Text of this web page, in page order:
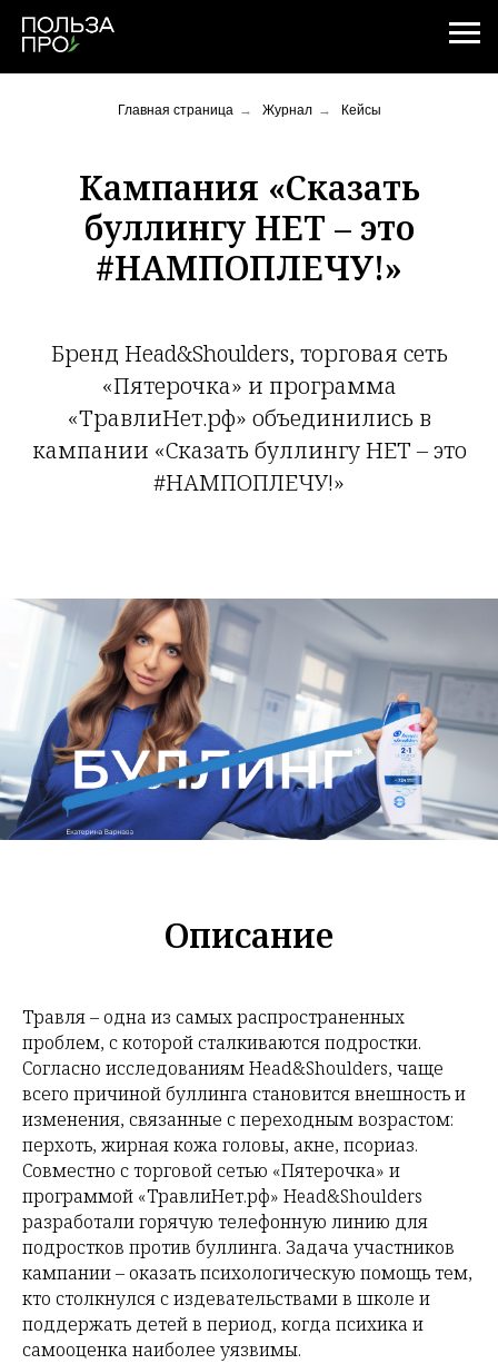
Главная страница → Журнал → Кейсы
Кампания «Сказать
буллингу НЕТ – это
#НАМПОПЛЕЧУ!»
Бренд Head&Shoulders, торговая сеть
«Пятерочка» и программа
«ТравлиНет.рф» объединились в
кампании «Сказать буллингу НЕТ – это
#НАМПОПЛЕЧУ!»
Описание
Травля – одна из самых распространенных
проблем, с которой сталкиваются подростки.
Согласно исследованиям Head&Shoulders, чаще
всего причиной буллинга становится внешность и
изменения, связанные с переходным возрастом:
перхоть, жирная кожа головы, акне, псориаз.
Совместно с торговой сетью «Пятерочка» и
программой «ТравлиНет.рф» Head&Shoulders
разработали горячую телефонную линию для
подростков против буллинга. Задача участников
кампании – оказать психологическую помощь тем,
кто столкнулся с издевательствами в школе и
поддержать детей в период, когда психика и
самооценка наиболее уязвимы.